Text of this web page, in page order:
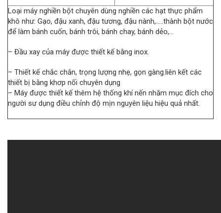
Loại máy nghiền bột chuyên dùng nghiền các hạt thực phẩm
khô như: Gạo, đậu xanh, đậu tương, đậu nành,…..thành bột nước
để làm bánh cuốn, bánh trôi, bánh chay, bánh dẻo,…
– Đầu xay của máy được thiết kế bằng inox.
– Thiết kế chắc chắn, trọng lượng nhẹ, gọn gàng.liên kết các
thiết bị bằng khơp nối chuyên dụng
– Máy được thiết kế thêm hệ thống khí nến nhăm mục đích cho
người sư dụng điều chỉnh độ mịn nguyên liệu hiệu quả nhất.